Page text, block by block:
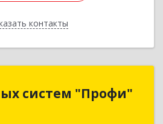
контакты
Назад
систем "Профи"
систем "Профи"
край, Ставрополь г,